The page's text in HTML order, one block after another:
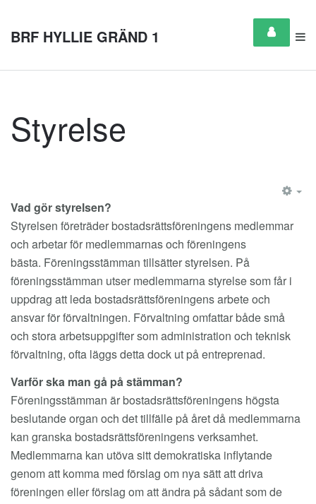
BRF HYLLIE GRÄND 1
Styrelse
Vad gör styrelsen?
Styrelsen företräder bostadsrättsföreningens medlemmar
och arbetar för medlemmarnas och föreningens
bästa. Föreningsstämman tillsätter styrelsen. På
föreningsstämman utser medlemmarna styrelse som får i
uppdrag att leda bostadsrättsföreningens arbete och
ansvar för förvaltningen. Förvaltning omfattar både små
och stora arbetsuppgifter som administration och teknisk
förvaltning, ofta läggs detta dock ut på entreprenad.
Varför ska man gå på stämman?
Föreningsstämman är bostadsrättsföreningens högsta
beslutande organ och det tillfälle på året då medlemmarna
kan granska bostadsrättsföreningens verksamhet.
Medlemmarna kan utöva sitt demokratiska inflytande
genom att komma med förslag om nya sätt att driva
föreningen eller förslag om att ändra på sådant som de